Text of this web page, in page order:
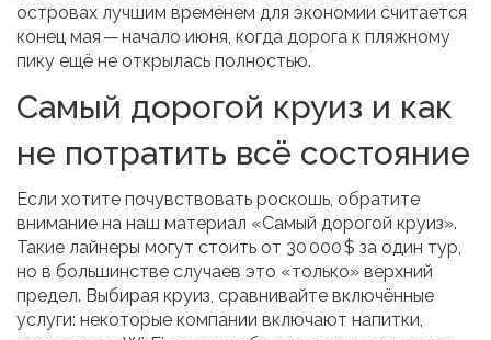
островах лучшим временем для экономии считается
конец мая — начало июня, когда дорога к пляжному
пику ещё не открылась полностью.
Самый дорогой круиз и как
не потратить всё состояние
Если хотите почувствовать роскошь, обратите
внимание на наш материал «Самый дорогой круиз».
Такие лайнеры могут стоить от 30 000 $ за один тур,
но в большинстве случаев это «только» верхний
предел. Выбирая круиз, сравнивайте включённые
услуги: некоторые компании включают напитки,